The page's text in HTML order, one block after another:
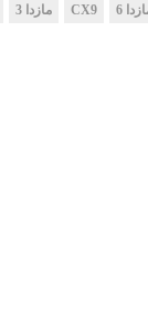
6
CX9 مازدا 3